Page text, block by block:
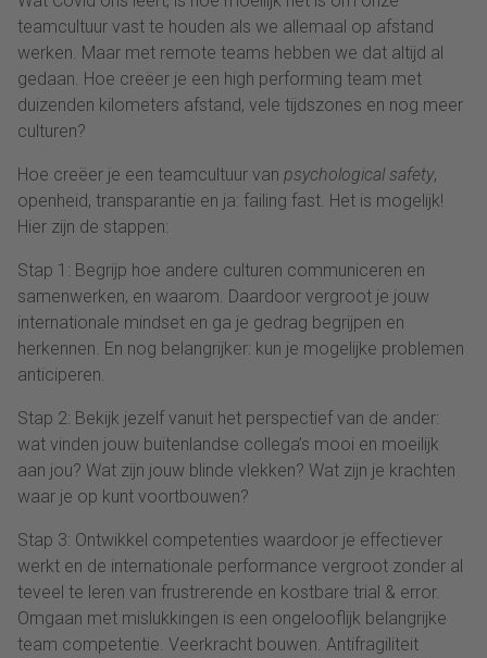
teamcultuur vast te houden als we allemaal op afstand
werken. Maar met remote teams hebben we dat altijd al
gedaan. Hoe creëer je een high performing team met
duizenden kilometers afstand, vele tijdszones en nog meer
culturen?
Hoe creëer je een teamcultuur van psychological safety,
openheid, transparantie en ja: failing fast. Het is mogelijk!
Hier zijn de stappen:
Stap 1: Begrijp hoe andere culturen communiceren en
samenwerken, en waarom. Daardoor vergroot je jouw
internationale mindset en ga je gedrag begrijpen en
herkennen. En nog belangrijker: kun je mogelijke problemen
anticiperen.
Stap 2: Bekijk jezelf vanuit het perspectief van de ander:
wat vinden jouw buitenlandse collega’s mooi en moeilijk
aan jou? Wat zijn jouw blinde vlekken? Wat zijn je krachten
waar je op kunt voortbouwen?
Stap 3: Ontwikkel competenties waardoor je effectiever
werkt en de internationale performance vergroot zonder al
teveel te leren van frustrerende en kostbare trial & error.
Omgaan met mislukkingen is een ongelooflijk belangrijke
team competentie. Veerkracht bouwen. Antifragiliteit